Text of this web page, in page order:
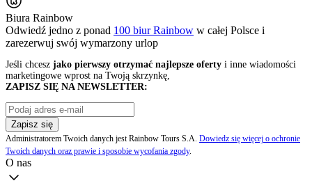
Biura Rainbow
Odwiedź jedno z ponad 100 biur Rainbow w całej Polsce i
zarezerwuj swój wymarzony urlop
Jeśli chcesz jako pierwszy otrzymać najlepsze oferty i inne wiadomości
marketingowe wprost na Twoją skrzynkę,
ZAPISZ SIĘ NA NEWSLETTER:
Zapisz się
Administratorem Twoich danych jest Rainbow Tours S.A. Dowiedz się więcej o ochronie
Twoich danych oraz prawie i sposobie wycofania zgody.
O nas